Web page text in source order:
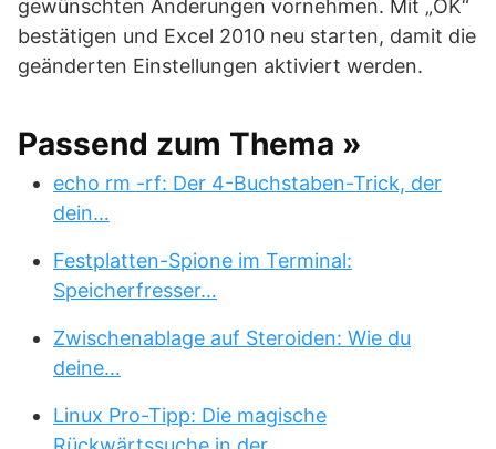
gewünschten Änderungen vornehmen. Mit „OK“
bestätigen und Excel 2010 neu starten, damit die
geänderten Einstellungen aktiviert werden.
Passend zum Thema »
echo rm -rf: Der 4-Buchstaben-Trick, der
dein…
Festplatten-Spione im Terminal:
Speicherfresser…
Zwischenablage auf Steroiden: Wie du
deine…
Linux Pro-Tipp: Die magische